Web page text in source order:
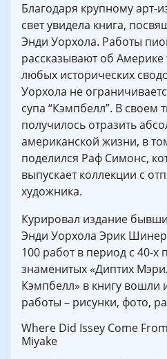
Благодаря крупному арт-
свет увидела книга,
Энди Уорхола. Работы
рассказывают об Америке
любых исторических
Уорхола не
супа “Кэмпбелл”. В своем
получилось отразить
американской жизни, в
поделился Раф Симонс,
выпускает коллекции с
художника.
Курировал издание
Энди Уорхола Эрик
100 работ в период с 40-
знаменитых «Диптих
Кэмпбелл» в книгу вошли
работы – рисунки, фото,
Where Did Issey Come
Miyake